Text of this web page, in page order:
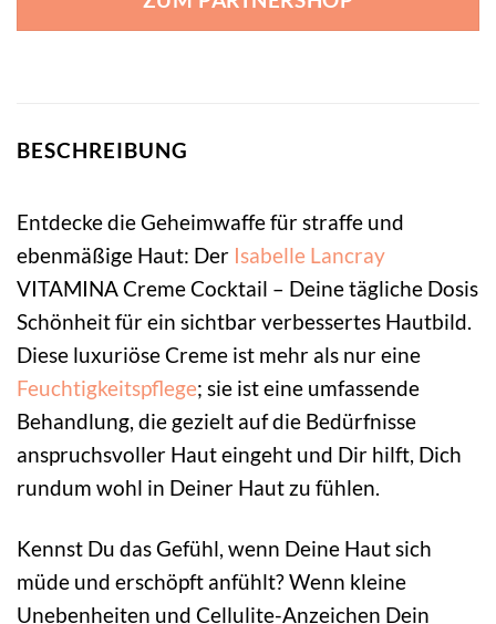
BESCHREIBUNG
Entdecke die Geheimwaffe für straffe und
ebenmäßige Haut: Der Isabelle Lancray
VITAMINA Creme Cocktail – Deine tägliche Dosis
Schönheit für ein sichtbar verbessertes Hautbild.
Diese luxuriöse Creme ist mehr als nur eine
Feuchtigkeitspflege; sie ist eine umfassende
Behandlung, die gezielt auf die Bedürfnisse
anspruchsvoller Haut eingeht und Dir hilft, Dich
rundum wohl in Deiner Haut zu fühlen.
Kennst Du das Gefühl, wenn Deine Haut sich
müde und erschöpft anfühlt? Wenn kleine
Unebenheiten und Cellulite-Anzeichen Dein